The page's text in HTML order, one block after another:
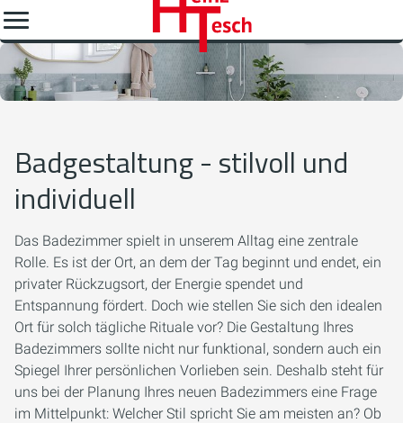
Badgestaltung - stilvoll und
individuell
Das Badezimmer spielt in unserem Alltag eine zentrale
Rolle. Es ist der Ort, an dem der Tag beginnt und endet, ein
privater Rückzugsort, der Energie spendet und
Entspannung fördert. Doch wie stellen Sie sich den idealen
Ort für solch tägliche Rituale vor? Die Gestaltung Ihres
Badezimmers sollte nicht nur funktional, sondern auch ein
Spiegel Ihrer persönlichen Vorlieben sein. Deshalb steht für
uns bei der Planung Ihres neuen Badezimmers eine Frage
im Mittelpunkt: Welcher Stil spricht Sie am meisten an? Ob